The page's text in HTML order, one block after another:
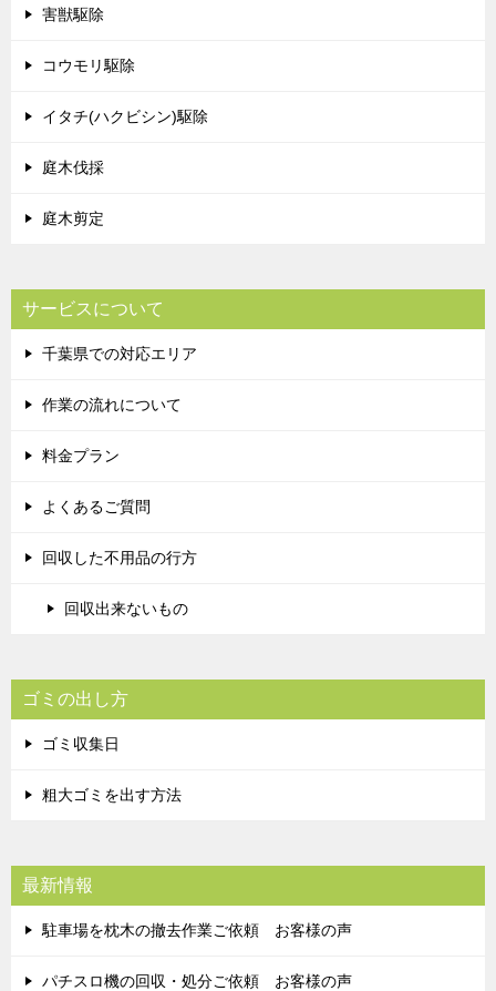
害獣駆除
コウモリ駆除
イタチ(ハクビシン)駆除
庭木伐採
庭木剪定
サービスについて
千葉県での対応エリア
作業の流れについて
料金プラン
よくあるご質問
回収した不用品の行方
回収出来ないもの
ゴミの出し方
ゴミ収集日
粗大ゴミを出す方法
最新情報
駐車場を枕木の撤去作業ご依頼 お客様の声
パチスロ機の回収・処分ご依頼 お客様の声